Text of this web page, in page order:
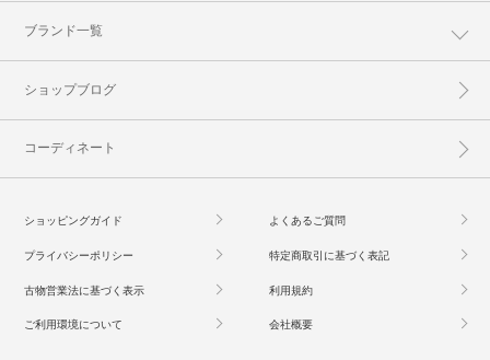
ブランド一覧
ショップブログ
コーディネート
ショッピングガイド よくあるご質問
プライバシーポリシー 特定商取引に基づく表記
古物営業法に基づく表示 利用規約
ご利用環境について 会社概要